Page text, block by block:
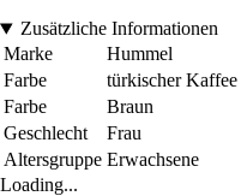
Zusätzliche Informationen
Marke
Hummel
Farbe
türkischer Kaffee
Farbe
Braun
Geschlecht
Frau
Altersgruppe Erwachsene
Loading...